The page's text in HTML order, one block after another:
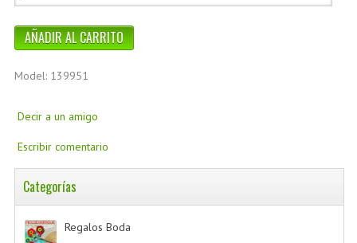
Model: 139951
Decir a un amigo
Escribir comentario
Categorías
Regalos Boda